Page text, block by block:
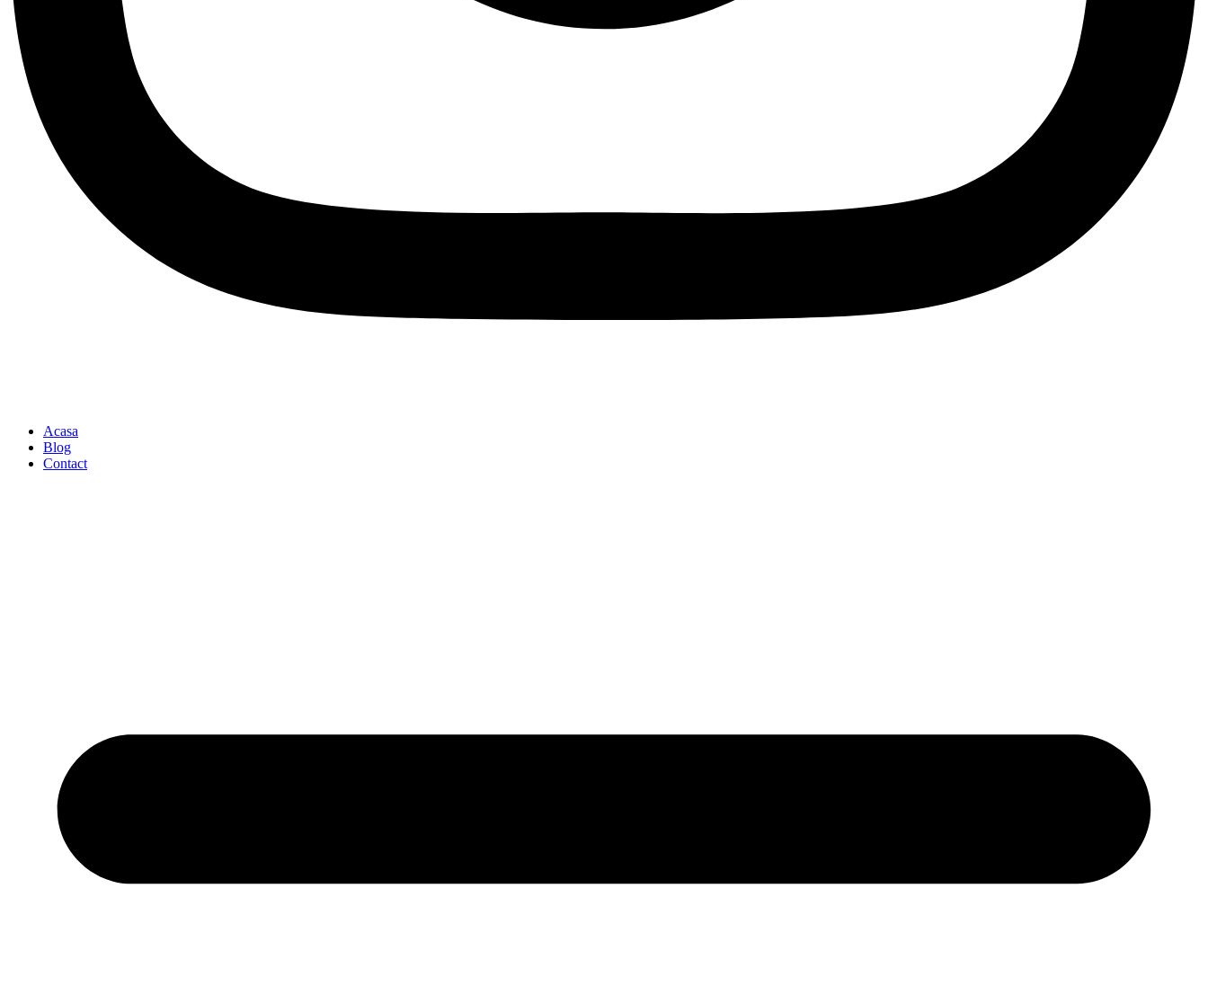
Acasa
Blog
Contact